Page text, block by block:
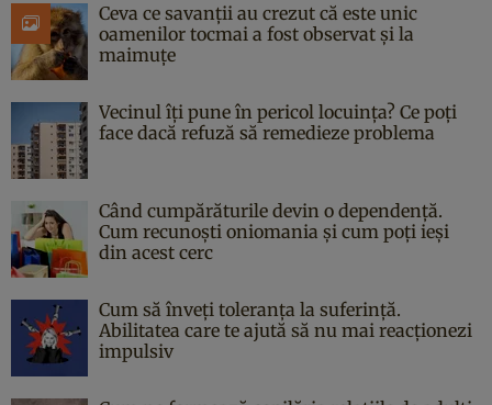
Ceva ce savanții au crezut că este unic
oamenilor tocmai a fost observat și la
maimuțe
Vecinul îți pune în pericol locuința? Ce poți
face dacă refuză să remedieze problema
Când cumpărăturile devin o dependență.
Cum recunoști oniomania și cum poți ieși
din acest cerc
Cum să înveți toleranța la suferință.
Abilitatea care te ajută să nu mai reacționezi
impulsiv